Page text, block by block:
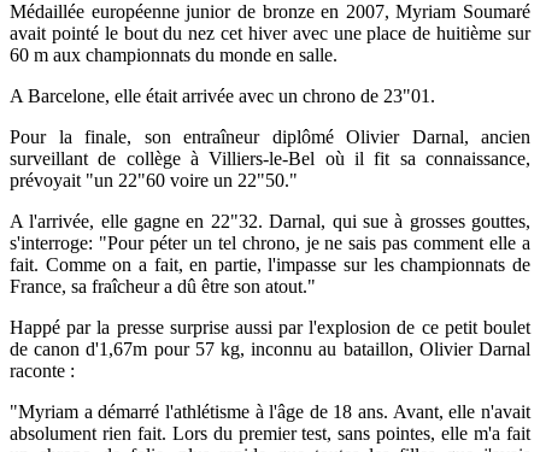
Médaillée européenne junior de bronze en 2007, Myriam Soumaré
avait pointé le bout du nez cet hiver avec une place de huitième sur
60 m aux championnats du monde en salle.
A Barcelone, elle était arrivée avec un chrono de 23"01.
Pour la finale, son entraîneur diplômé Olivier Darnal, ancien
surveillant de collège à Villiers-le-Bel où il fit sa connaissance,
prévoyait "un 22"60 voire un 22"50."
A l'arrivée, elle gagne en 22"32. Darnal, qui sue à grosses gouttes,
s'interroge: "Pour péter un tel chrono, je ne sais pas comment elle a
fait. Comme on a fait, en partie, l'impasse sur les championnats de
France, sa fraîcheur a dû être son atout."
Happé par la presse surprise aussi par l'explosion de ce petit boulet
de canon d'1,67m pour 57 kg, inconnu au bataillon, Olivier Darnal
raconte :
"Myriam a démarré l'athlétisme à l'âge de 18 ans. Avant, elle n'avait
absolument rien fait. Lors du premier test, sans pointes, elle m'a fait